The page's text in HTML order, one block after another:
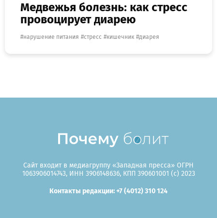
Медвежья болезнь: как стресс
провоцирует диарею
нарушение питания стресс кишечник диарея
Сайт входит в медиагруппу «Западная пресса» ОГРН
1063906014743, ИНН 3906148636, КПП 390601001 (c) 2023
Контакты редакции: +7 (4012) 310 124